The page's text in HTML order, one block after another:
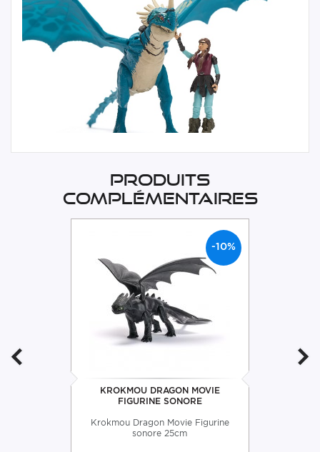
Produits
complémentaires
-10%
KROKMOU DRAGON MOVIE
FIGURINE SONORE
Krokmou Dragon Movie Figurine
sonore 25cm